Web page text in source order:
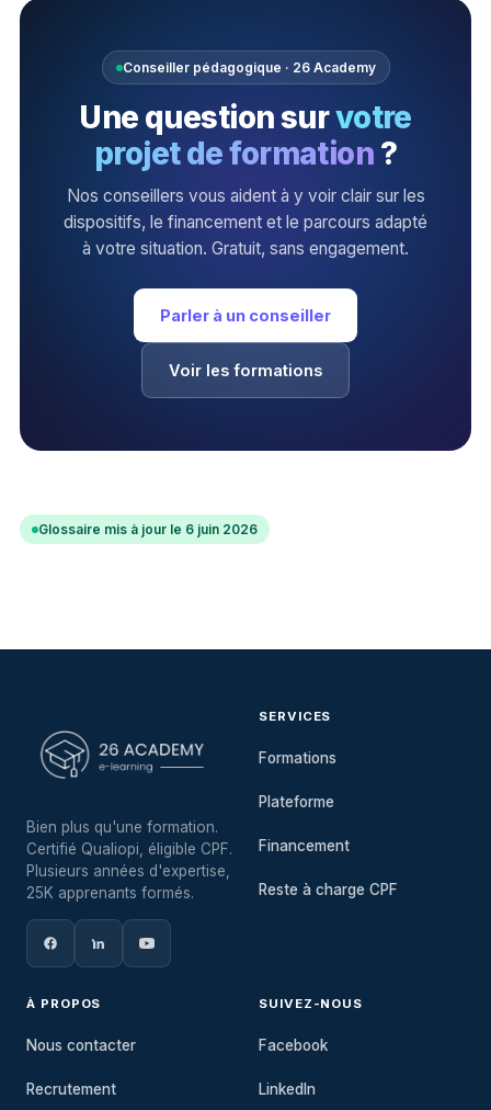
Conseiller pédagogique · 26 Academy
Une question survotre
projet de formation ?
Nos conseillers vous aident à y voir clair sur les
dispositifs, le financement et le parcours adapté
à votre situation. Gratuit, sans engagement.
Parler à un conseiller
Voir les formations
Glossaire mis à jour le 6 juin 2026
Bien plus qu'une formation.
Certifié Qualiopi, éligible CPF.
Plusieurs années d'expertise,
25K apprenants formés.
SERVICES
Formations
Plateforme
Financement
Reste à charge CPF
À PROPOS
Nous contacter
Recrutement
SUIVEZ-NOUS
Facebook
LinkedIn